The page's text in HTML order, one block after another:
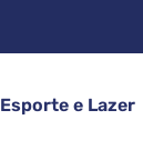
Esporte e Lazer